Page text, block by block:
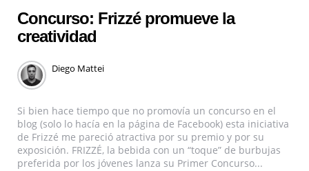
Concurso: Frizzé promueve la
creatividad
Diego Mattei
Si bien hace tiempo que no promovía un concurso en el
blog (solo lo hacía en la página de Facebook) esta iniciativa
de Frizzé me pareció atractiva por su premio y por su
exposición. FRIZZÉ, la bebida con un “toque” de burbujas
preferida por los jóvenes lanza su Primer Concurso...